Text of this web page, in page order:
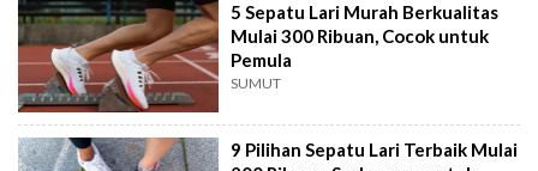
5 Sepatu Lari Murah Berkualitas
Mulai 300 Ribuan, Cocok untuk
Pemula
SUMUT
9 Pilihan Sepatu Lari Terbaik Mulai